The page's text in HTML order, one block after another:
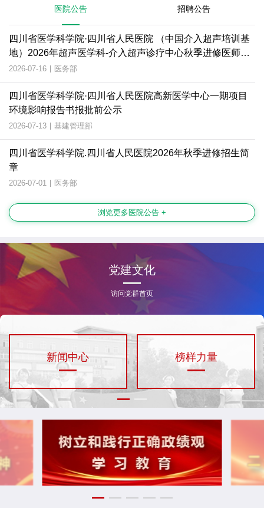
医院公告 招聘公告
四川省医学科学院·四川省人民医院 （中国介入超声培训基
地）2026年超声医学科-介入超声诊疗中心秋季进修医师招
生简章
2026-07-16 | 医务部
四川省医学科学院·四川省人民医院高新医学中心一期项目
环境影响报告书报批前公示
2026-07-13 | 基建管理部
四川省医学科学院.四川省人民医院2026年秋季进修招生简
章
2026-07-01 | 医务部
浏览更多医院公告 +
党建文化
访问党群首页
新闻中心 榜样力量